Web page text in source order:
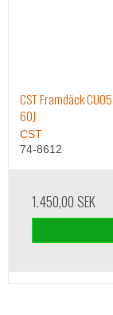
CST Framdäck
60J
CST
74-8612
1.450,00 SEK